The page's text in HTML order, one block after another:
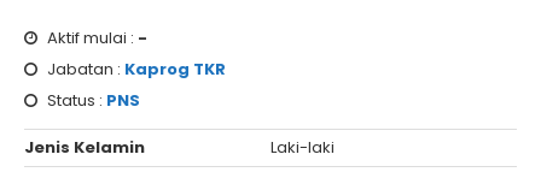
Aktif mulai : -
Jabatan : Kaprog TKR
Status : PNS
Jenis Kelamin
Laki-laki